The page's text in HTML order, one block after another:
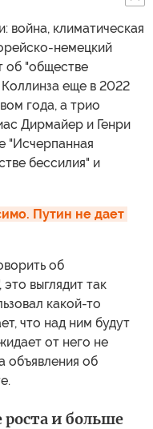
война, климатическая
немецкий
об "обществе
Коллинза еще в 2022
года, а трио
Дирмайер и Генри
"Исчерпанная
бессилия" и
Путин не дает
об
выглядит так
какой-то
что над ним будут
от него не
объявления об
и больше